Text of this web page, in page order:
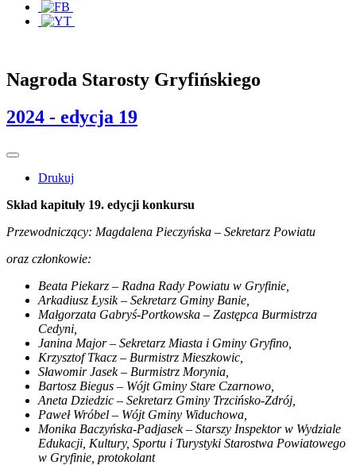
Nagroda Starosty Gryfińskiego
2024 - edycja 19
Drukuj
Skład kapituły 19. edycji konkursu
Przewodniczący: Magdalena Pieczyńska – Sekretarz Powiatu
oraz członkowie:
Beata Piekarz – Radna Rady Powiatu w Gryfinie,
Arkadiusz Łysik – Sekretarz Gminy Banie,
Małgorzata Gabryś-Portkowska – Zastępca Burmistrza
Cedyni,
Janina Major – Sekretarz Miasta i Gminy Gryfino,
Krzysztof Tkacz – Burmistrz Mieszkowic,
Sławomir Jasek – Burmistrz Morynia,
Bartosz Biegus – Wójt Gminy Stare Czarnowo,
Aneta Dziedzic – Sekretarz Gminy Trzcińsko-Zdrój,
Paweł Wróbel – Wójt Gminy Widuchowa,
Monika Baczyńska-Padjasek – Starszy Inspektor w Wydziale
Edukacji, Kultury, Sportu i Turystyki Starostwa Powiatowego
w Gryfinie, protokolant